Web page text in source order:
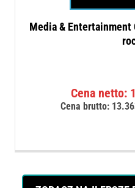
Media &
Cena netto:
Cena brutto: